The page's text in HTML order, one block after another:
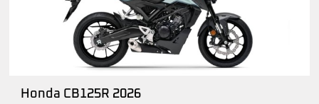
Honda CB125R 2026